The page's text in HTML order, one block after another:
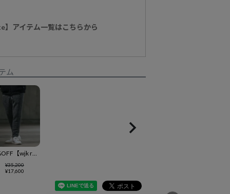
】アイテム一覧はこちらから
ム
50%OFF【wjk reluxe】wool pile pants パンツ(WR-242-1-017)
¥35,200
¥17,600